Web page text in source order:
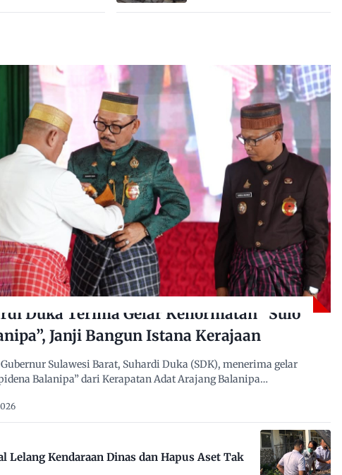
Duka Terima Gelar Kehormatan “Sulo
Janji Bangun Istana Kerajaan
Sulawesi Barat, Suhardi Duka (SDK), menerima gelar
Balanipa” dari Kerapatan Adat Arajang Balanipa…
Lelang Kendaraan Dinas dan Hapus Aset Tak